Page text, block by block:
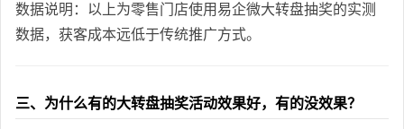
数据说明：以上为零售门店使用易企微大转盘抽奖的实测
数据，获客成本远低于传统推广方式。
三、为什么有的大转盘抽奖活动效果好，有的没效果？